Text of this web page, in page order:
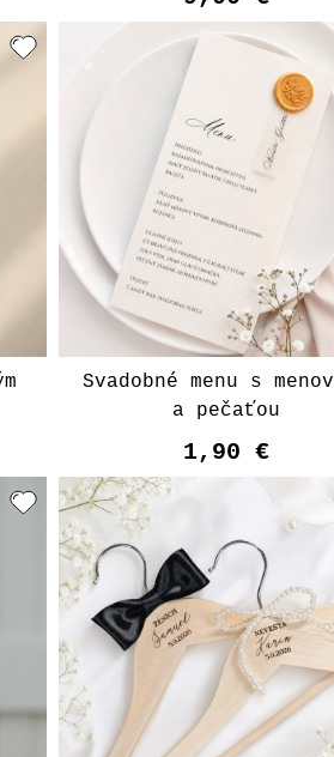
Vyberte variant
Svadobné menu s
a pečaťou
1,90 €